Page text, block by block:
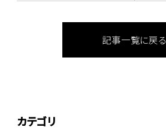
記事一覧に戻る
カテゴリ